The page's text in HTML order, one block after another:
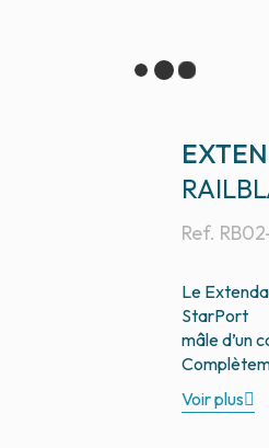
Ref.
Le
StarPort
mâle d’un
Voir plus